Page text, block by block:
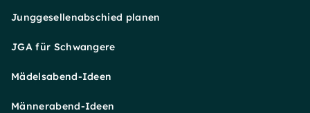
Junggesellenabschied planen
JGA für Schwangere
Mädelsabend-Ideen
Männerabend-Ideen